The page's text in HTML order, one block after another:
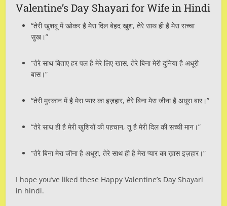
Valentine’s Day Shayari for Wife in Hindi
“तेरी खुशबू में खोकर है मेरा दिल बेहद खुश, तेरे साथ ही है मेरा सच्चा
सुख।”
“तेरे साथ बिताए हर पल है मेरे लिए खास, तेरे बिना मेरी दुनिया है अधूरी
बास।”
“तेरी मुस्कान में है मेरा प्यार का इज़हार, तेरे बिना मेरा जीना है अधूरा बार।”
“तेरे साथ ही है मेरी खुशियों की पहचान, तू है मेरी दिल की सच्ची मान।”
“तेरे बिना मेरा जीना है अधूरा, तेरे साथ ही है मेरा प्यार का ख़ास इज़हार।”
I hope you’ve liked these Happy Valentine’s Day Shayari
in hindi.